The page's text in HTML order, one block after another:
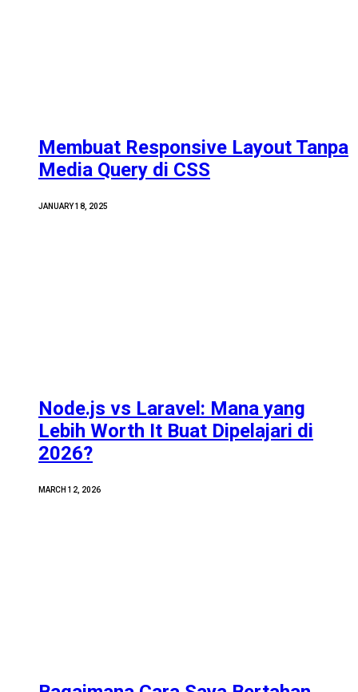
Membuat Responsive Layout Tanpa
Media Query di CSS
JANUARY 18, 2025
Node.js vs Laravel: Mana yang
Lebih Worth It Buat Dipelajari di
2026?
MARCH 12, 2026